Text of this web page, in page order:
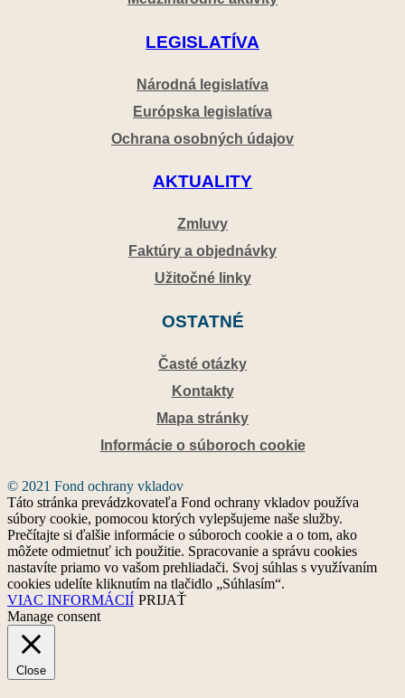
LEGISLATÍVA
Národná legislatíva
Európska legislatíva
Ochrana osobných údajov
AKTUALITY
Zmluvy
Faktúry a objednávky
Užitočné linky
OSTATNÉ
Časté otázky
Kontakty
Mapa stránky
Informácie o súboroch cookie
© 2021 Fond ochrany vkladov
Táto stránka prevádzkovateľa Fond ochrany vkladov používa
súbory cookie, pomocou ktorých vylepšujeme naše služby.
Prečítajte si ďalšie informácie o súboroch cookie a o tom, ako
môžete odmietnuť ich použitie. Spracovanie a správu cookies
nastavíte priamo vo vašom prehliadači. Svoj súhlas s využívaním
cookies udelíte kliknutím na tlačidlo „Súhlasím“.
VIAC INFORMÁCIÍ PRIJAŤ
Manage consent
Close